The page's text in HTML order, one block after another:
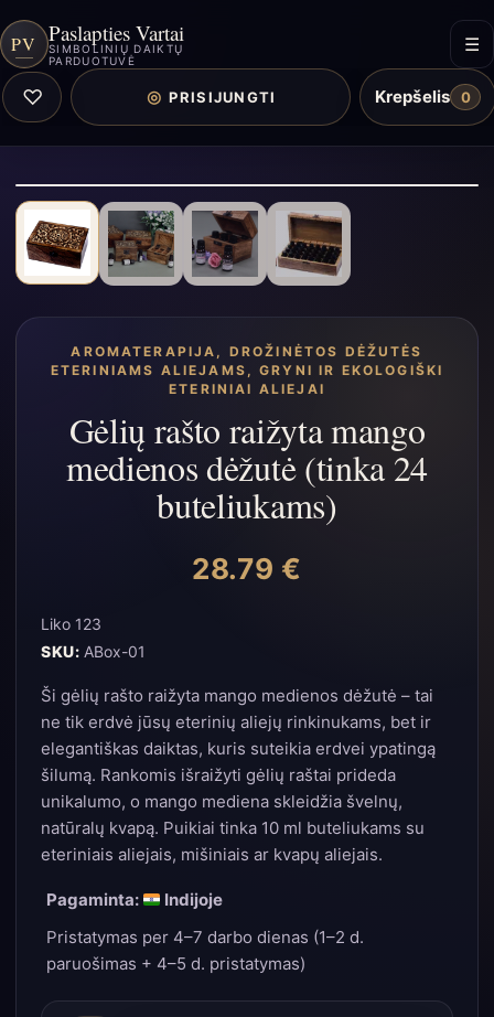
PV Paslapties Vartai
SIMBOLINIŲ DAIKTŲ
PARDUOTUVĖ
☰
♡ ◎ PRISIJUNGTI Krepšelis 0
AROMATERAPIJA , DROŽINĖTOS DĖŽUTĖS
ETERINIAMS ALIEJAMS ,GRYNI IR EKOLOGIŠKI
ETERINIAI ALIEJAI
Gėlių rašto raižyta mango
medienos dėžutė (tinka 24
buteliukams)
28.79 €
Liko 123
SKU: ABox-01
Ši gėlių rašto raižyta mango medienos dėžutė – tai
ne tik erdvė jūsų eterinių aliejų rinkinukams, bet ir
elegantiškas daiktas, kuris suteikia erdvei ypatingą
šilumą. Rankomis išraižyti gėlių raštai prideda
unikalumo, o mango mediena skleidžia švelnų,
natūralų kvapą. Puikiai tinka 10 ml buteliukams su
eteriniais aliejais, mišiniais ar kvapų aliejais.
Pagaminta:
Indijoje
Pristatymas per 4–7 darbo dienas (1–2 d.
paruošimas + 4–5 d. pristatymas)